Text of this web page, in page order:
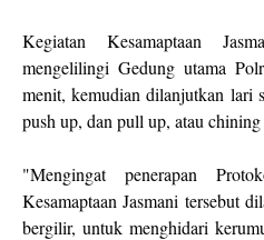
Kegiatan Kesamaptaan
mengelilingi Gedung utama
menit, kemudian dilanjutkan lari
push up, dan pull up, atau
"Mengingat penerapan
Kesamaptaan Jasmani tersebut
bergilir, untuk menghidari